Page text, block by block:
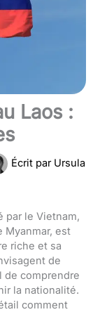
Laos :
Écrit par Ursula
par le Vietnam,
Myanmar, est
riche et sa
de
comprendre
la nationalité.
comment